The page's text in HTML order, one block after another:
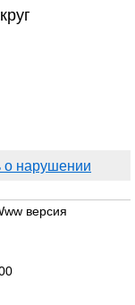
нарушении
версия